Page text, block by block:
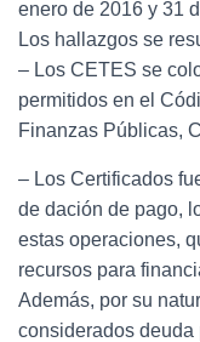
enero de 2016 y 31
Los hallazgos se
– Los CETES se
permitidos en el
Finanzas Públicas,
– Los Certificados
de dación de pago,
estas operaciones,
recursos para
Además, por su
considerados deuda